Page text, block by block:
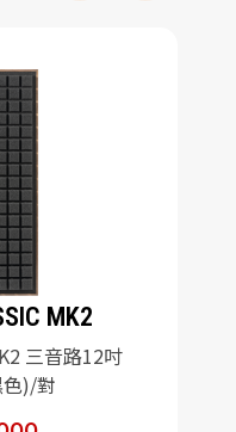
MK2
三音路12吋
)/對